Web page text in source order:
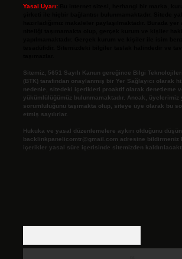
Yasal Uyarı:
Sitemiz, 5651 Sayılı Kanun gereğince Bilgi
(BTK) tarafından onaylanmış bir Yer Sağlayıcı olarak
nedenle, sitedeki içerikleri proaktif olarak denetleme
yükümlülüğümüz bulunmamaktadır. Ancak, üyelerimiz
sorumluluğunu taşımakta olup, siteye üye olarak bu
etmiş sayılırlar.
Hukuka ve yasal düzenlemelere aykırı olduğunu
backlinkpanelicomtr@gmail.com adresine bildirmeniz
içerikler yasal süre içerisinde sitemizden